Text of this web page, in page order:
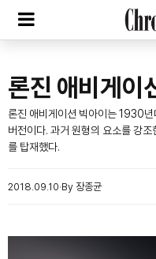
론진 애비게이
론진 애비게이션 빅아이는 1930
버전이다. 과거 원형의 요소를 강
를 탑재했다.
2018.09.10 By 장종균